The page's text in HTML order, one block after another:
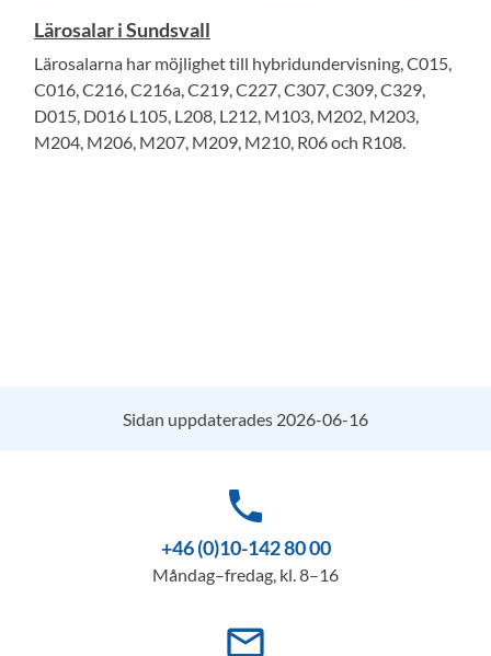
Lärosalar i Sundsvall
Lärosalarna har möjlighet till hybridundervisning, C015,
C016, C216, C216a, C219, C227, C307, C309, C329,
D015, D016 L105, L208, L212, M103, M202, M203,
M204, M206, M207, M209, M210, R06 och R108.
Sidan uppdaterades 2026-06-16
phone
+46 (0)10-142 80 00
Måndag–fredag, kl. 8–16
mail_outline